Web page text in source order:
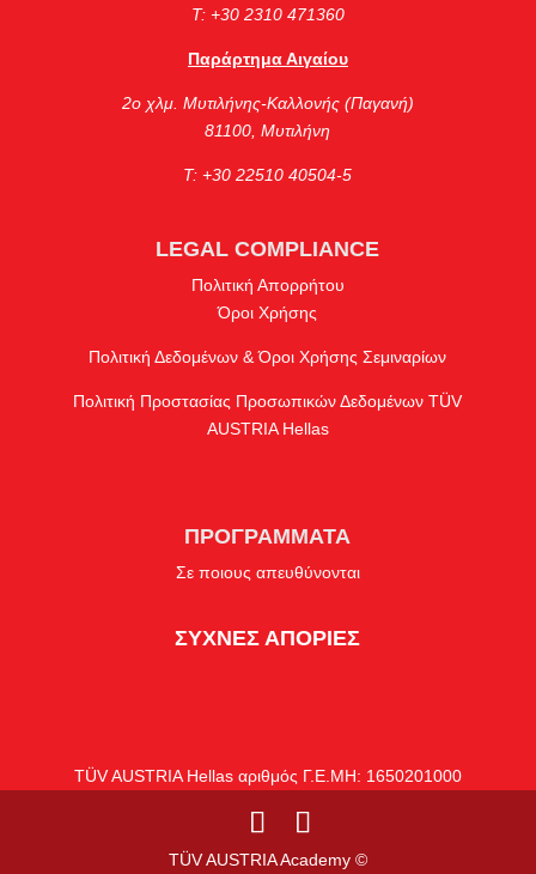
Τ: +30 2310 471360
Παράρτημα Αιγαίου
2ο χλμ. Μυτιλήνης-Καλλονής (Παγανή)
81100, Μυτιλήνη
Τ: +30 22510 40504-5
LEGAL COMPLIANCE
Πολιτική Απορρήτου
Όροι Χρήσης
Πολιτική Δεδομένων & Όροι Χρήσης Σεμιναρίων
Πολιτική Προστασίας Προσωπικών Δεδομένων TÜV
AUSTRIA Hellas
ΠΡΟΓΡΑΜΜΑΤΑ
Σε ποιους απευθύνονται
ΣΥΧΝΕΣ ΑΠΟΡΙΕΣ
TÜV AUSTRIA Hellas αριθμός Γ.Ε.ΜΗ: 1650201000
TÜV AUSTRIA Academy ©